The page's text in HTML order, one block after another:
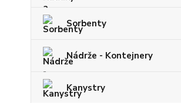
Sorbenty
Nádrže - Kontejnery
Kanystry